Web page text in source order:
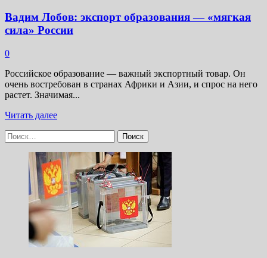
Вадим Лобов: экспорт образования — «мягкая
сила» России
0
Российское образование — важный экспортный товар. Он
очень востребован в странах Африки и Азии, и спрос на него
растет. Значимая...
Читать далееПрочитать
Лобов:
экспорт
образования
— «мягкая
сила»
России
Найти: